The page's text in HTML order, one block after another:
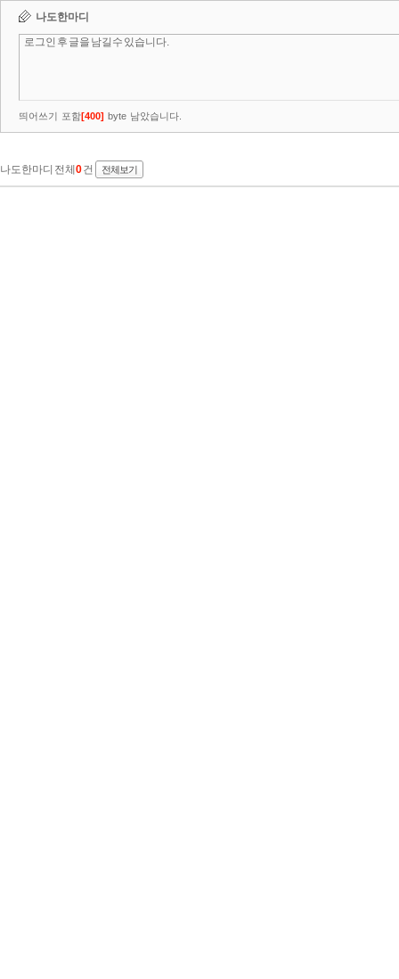
나도한마디
띄어쓰기 포함[400] byte 남았습니다.
나도한마디 전체 0건 전체보기